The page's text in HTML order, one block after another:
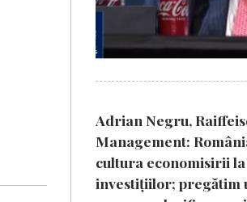
Adrian Negru,
Management:
cultura economisirii
investițiilor; pregătim